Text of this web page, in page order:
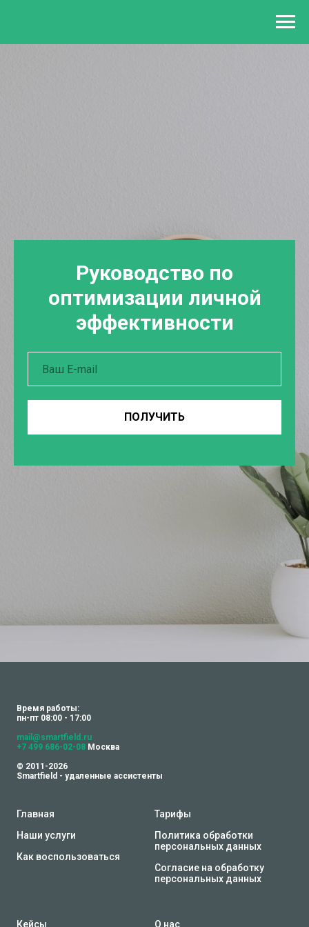
Руководство по
оптимизации личной
эффективности
ПОЛУЧИТЬ
Время работы:
пн-пт 08:00 - 17:00
mail@smartfield.ru
+7 499 686-02-08 Москва
© 2011-2026
Smartfield - удаленные ассистенты
Главная
Наши услуги
Как воспользоваться
Тарифы
Политика обработки
персональных данных
Согласие на обработку
персональных данных
Кейсы О нас